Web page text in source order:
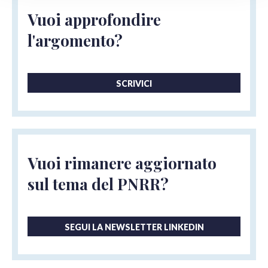
Vuoi approfondire
l'argomento?
SCRIVICI
Vuoi rimanere aggiornato
sul tema del PNRR?
SEGUI LA NEWSLETTER LINKEDIN